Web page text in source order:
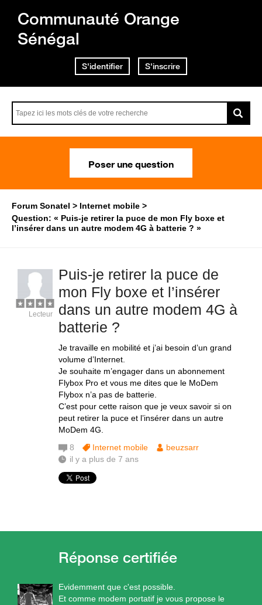
Communauté Orange
Sénégal
S'identifier S'inscrire
Poser une question
Forum Sonatel
Internet mobile
Question: « Puis-je retirer la puce de mon Fly boxe et
l’insérer dans un autre modem 4G à batterie ? »
Puis-je retirer la puce de
mon Fly boxe et l’insérer
dans un autre modem 4G à
batterie ?
Je travaille en mobilité et j’ai besoin d’un grand
volume d’Internet.
Je souhaite m’engager dans un abonnement
Flybox Pro et vous me dites que le MoDem
Flybox n’a pas de batterie.
C’est pour cette raison que je veux savoir si on
peut retirer la puce et l’insérer dans un autre
MoDem 4G.
Lecteur
8 Internet mobile
beuzsarr
il y a plus de 7 ans
Evidemment que c'est possible.
Et comme modem portatif je vous propose le